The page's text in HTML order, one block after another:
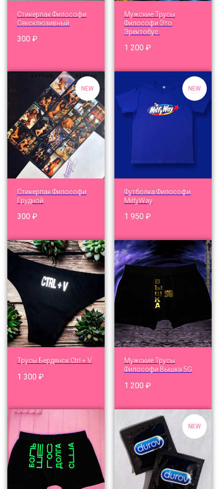
Стикерпак Философи
Сексклюзивный
300 ₽
Мужские Трусы
Философи Это
Эректобус.
1 200 ₽
NEW
Стикерпак Философи
Грудной
300 ₽
NEW
Футболка Философи
MilfyWay
1 950 ₽
Трусы Бердянск Ctrl + V
1 300 ₽
Мужские Трусы
Философи Вышка 5G
1 200 ₽
NEW